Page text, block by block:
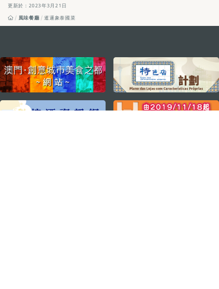
更新於：2023年3月21日
風味餐廳
暹邏象泰國菜
external links